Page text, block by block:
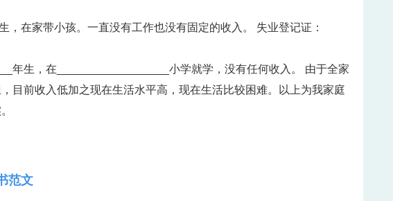
，在家带小孩。一直没有工作也没有固定的收入。 失业登记证：
年生，在__________________小学就学，没有任何收入。 由于全家
目前收入低加之现在生活水平高，现在生活比较困难。以上为我家庭
范文